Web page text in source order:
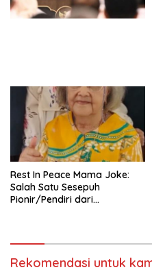
Kesejahteraan Sosial dalam
Rest In Peace Mama Joke:
Salah Satu Sesepuh
Pionir/Pendiri dari
Rekomendasi untuk